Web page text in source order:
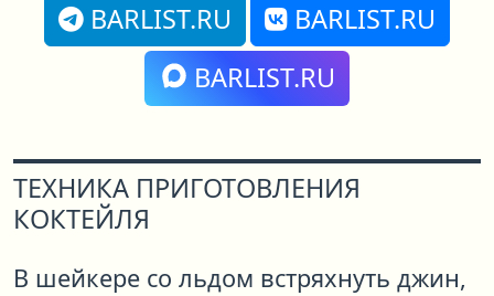
BARLIST.RU
BARLIST.RU
BARLIST.RU
ТЕХНИКА ПРИГОТОВЛЕНИЯ
КОКТЕЙЛЯ
В шейкере со льдом встряхнуть джин,